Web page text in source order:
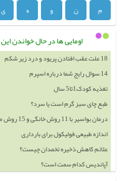
م
ن و ه ی
اومایی ها در حال خواندن
14 سوال رایج شما درباره اسپرم
تغذیه کودک1تا5 سال
طبع چای سبز گرم است یا سرد؟
درمان بواسیر با 11 روش خانگی و 15 روش طب سنتی
اندازه طبیعی فولیکول برای بارداری
علائم کاهش ذخیره تخمدان چیست؟
آپاندیس کدام سمت است؟
خوردن چه چيزهايي باعث بزرگ شدن سينه